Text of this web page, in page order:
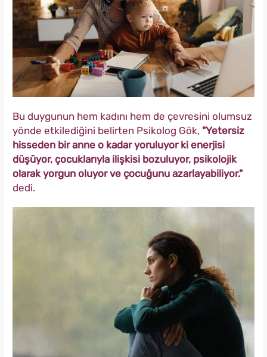
Bu duygunun hem kadını hem de çevresini olumsuz
yönde etkilediğini belirten Psikolog Gök, "Yetersiz
hisseden bir anne o kadar yoruluyor ki enerjisi
düşüyor, çocuklarıyla ilişkisi bozuluyor, psikolojik
olarak yorgun oluyor ve çocuğunu azarlayabiliyor."
dedi.